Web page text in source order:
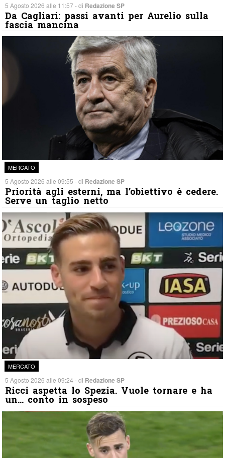
5 Agosto 2026 alle 11:57 - di Redazione SP
Da Cagliari: passi avanti per Aurelio sulla
fascia mancina
MERCATO
5 Agosto 2026 alle 09:55 - di Redazione SP
Priorità agli esterni, ma l’obiettivo è cedere.
Serve un taglio netto
MERCATO
5 Agosto 2026 alle 09:24 - di Redazione SP
Ricci aspetta lo Spezia. Vuole tornare e ha
un… conto in sospeso